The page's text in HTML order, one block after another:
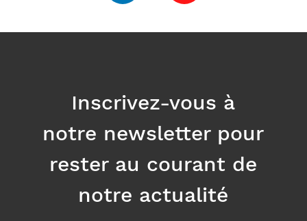
Inscrivez-vous à
notre newsletter pour
rester au courant de
notre actualité